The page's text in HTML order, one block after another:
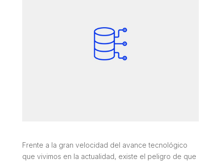
Frente a la gran velocidad del avance tecnológico
que vivimos en la actualidad, existe el peligro de que